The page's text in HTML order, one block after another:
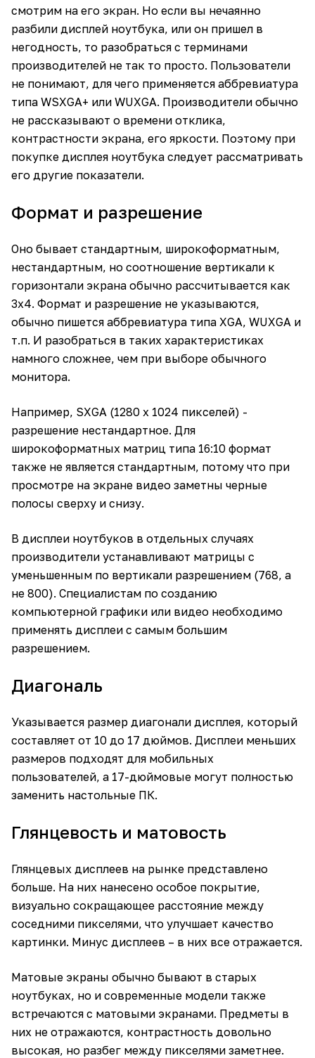
смотрим на его экран. Но если вы нечаянно
разбили дисплей ноутбука, или он пришел в
негодность, то разобраться с терминами
производителей не так то просто. Пользователи
не понимают, для чего применяется аббревиатура
типа WSXGA+ или WUXGA. Производители обычно
не рассказывают о времени отклика,
контрастности экрана, его яркости. Поэтому при
покупке дисплея ноутбука следует рассматривать
его другие показатели.
Формат и разрешение
Оно бывает стандартным, широкоформатным,
нестандартным, но соотношение вертикали к
горизонтали экрана обычно рассчитывается как
3х4. Формат и разрешение не указываются,
обычно пишется аббревиатура типа XGA, WUXGA и
т.п. И разобраться в таких характеристиках
намного сложнее, чем при выборе обычного
монитора.
Например, SXGA (1280 х 1024 пикселей) -
разрешение нестандартное. Для
широкоформатных матриц типа 16:10 формат
также не является стандартным, потому что при
просмотре на экране видео заметны черные
полосы сверху и снизу.
В дисплеи ноутбуков в отдельных случаях
производители устанавливают матрицы с
уменьшенным по вертикали разрешением (768, а
не 800). Специалистам по созданию
компьютерной графики или видео необходимо
применять дисплеи с самым большим
разрешением.
Диагональ
Указывается размер диагонали дисплея, который
составляет от 10 до 17 дюймов. Дисплеи меньших
размеров подходят для мобильных
пользователей, а 17-дюймовые могут полностью
заменить настольные ПК.
Глянцевость и матовость
Глянцевых дисплеев на рынке представлено
больше. На них нанесено особое покрытие,
визуально сокращающее расстояние между
соседними пикселями, что улучшает качество
картинки. Минус дисплеев – в них все отражается.
Матовые экраны обычно бывают в старых
ноутбуках, но и современные модели также
встречаются с матовыми экранами. Предметы в
них не отражаются, контрастность довольно
высокая, но разбег между пикселями заметнее.